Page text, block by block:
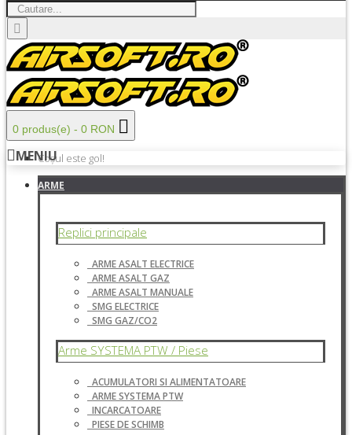
0 produs(e) - 0 RON
Coșul este gol!
MENIU
ARME
Replici principale
ARME ASALT ELECTRICE
ARME ASALT GAZ
ARME ASALT MANUALE
SMG ELECTRICE
SMG GAZ/CO2
Arme SYSTEMA PTW / Piese
ACUMULATORI SI ALIMENTATOARE
ARME SYSTEMA PTW
INCARCATOARE
PIESE DE SCHIMB